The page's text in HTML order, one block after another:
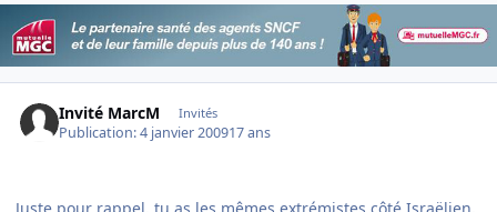
Invité MarcM Invités
Publication:4 janvier 200917 ans